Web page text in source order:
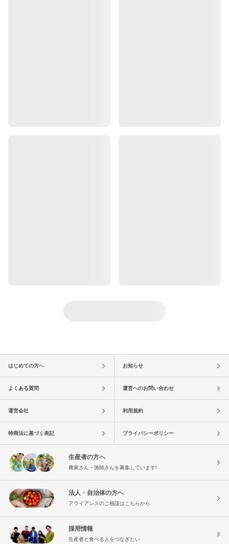
はじめての方へ お知らせ
よくある質問 運営へのお問い合わせ
運営会社 利用規約
特商法に基づく表記 プライバシーポリシー
生産者の方へ
農家さん・漁師さんを募集しています!
法人・自治体の方へ
アライアンスのご相談はこちらから
採用情報
生産者と食べる人をつなぎたい